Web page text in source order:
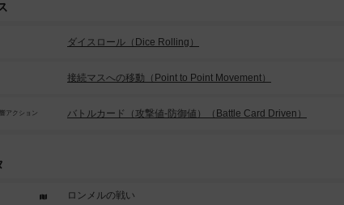
ダイスロール（Dice Rolling）
接続マスへの移動（Point to Point Movement）
アクション バトルカード（攻撃値-防御値）（Battle Card Driven）
ロンメルの戦い